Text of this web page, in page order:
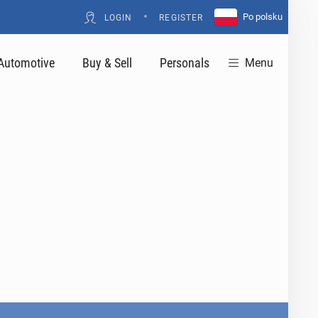
LOGIN • REGISTER Po polsku
Buy & Sell Personals Menu